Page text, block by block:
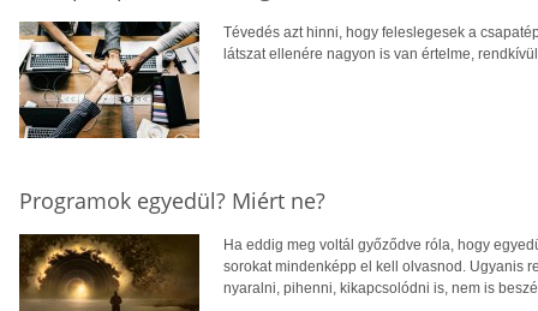
Tévedés azt hinni, hogy feleslegesek a
látszat ellenére nagyon is van értelme,
Programok egyedül? Miért ne?
Ha eddig meg voltál győződve róla, hogy
sorokat mindenképp el kell olvasnod. Ugyanis
nyaralni, pihenni, kikapcsolódni is, nem is